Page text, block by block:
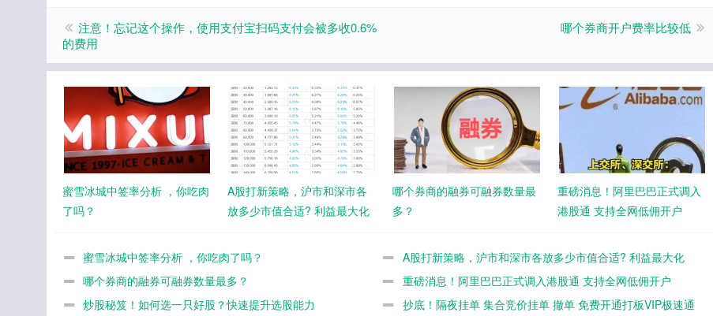
注意！忘记这个操作，使用支付宝扫码支付会被多收0.6%
的费用
哪个券商开户费率比较低
蜜雪冰城中签率分析 ，你吃肉
了吗？
A股打新策略，沪市和深市各
放多少市值合适? 利益最大化
哪个券商的融券可融券数量最
多？
重磅消息！阿里巴巴正式调入
港股通 支持全网低佣开户
蜜雪冰城中签率分析 ，你吃肉了吗？
A股打新策略，沪市和深市各放多少市值合适? 利益最大化
哪个券商的融券可融券数量最多？
重磅消息！阿里巴巴正式调入港股通 支持全网低佣开户
炒股秘笈！如何选一只好股？快速提升选股能力
抄底！隔夜挂单 集合竞价挂单 撤单 免费开通打板VIP极速通